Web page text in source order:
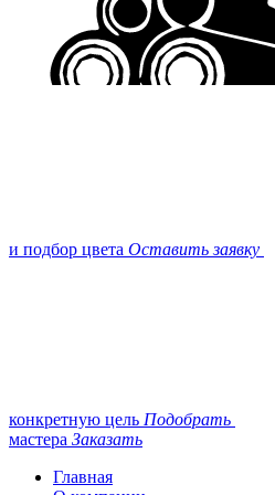
и подбор цвета Оставить заявку
конкретную цель Подобрать
мастера Заказать
Главная